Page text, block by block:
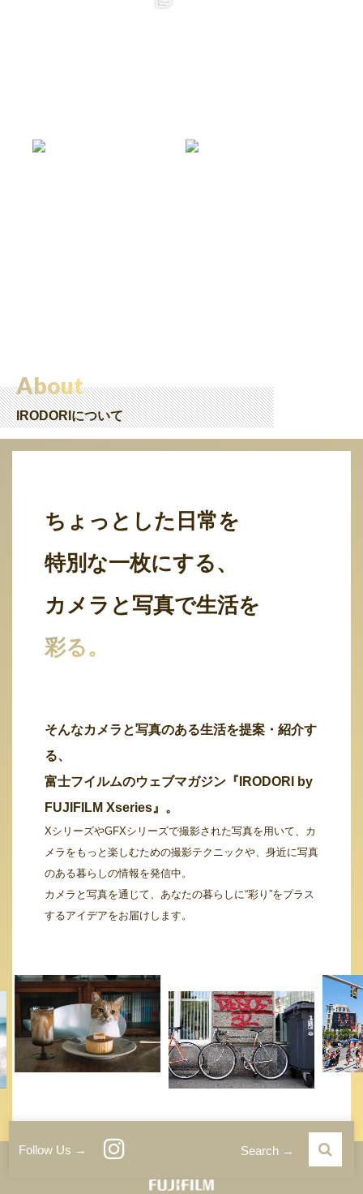
Follow Us → Search →
About
IRODORIについて
ちょっとした日常を
特別な一枚にする、
カメラと写真で生活を
彩る。
そんなカメラと写真のある生活を提案・紹介す
る、
富士フイルムのウェブマガジン『IRODORI by
FUJIFILM Xseries』。
XシリーズやGFXシリーズで撮影された写真を用いて、カ
メラをもっと楽しむための撮影テクニックや、身近に写真
のある暮らしの情報を発信中。
カメラと写真を通じて、あなたの暮らしに“彩り”をプラス
するアイデアをお届けします。
サイトご利用条件